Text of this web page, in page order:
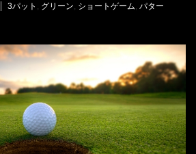
3パット , グリーン, ショートゲーム, パター